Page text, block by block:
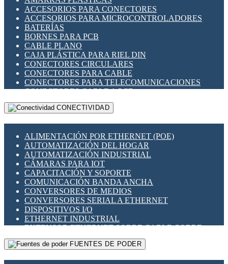
INDICADORES PARA PANEL
INTERFACES DE RELÉ
INTERRUPTORES FIN DE CARRERA
LLAVES CONMUTADORAS
MEDIDORES DE ENERGÍA Y TC'S DE CORRIENTE
MOTORES PASO A PASO
PANTALLAS HMI
PLC -CONTROLADORES LÓGICO PROGRAMABLES
PROGRAMADORES DE HORARIO
RELÉS DE PROTECCIÓN
SENSORES CAPACITIVOS
SENSORES INDUCTIVOS
TEMPORIZADORES
VARIACS
VARIADORES DE FRECUENCIA [VDF]
SECCIONADORES - INTERRUPTORES
MAQUINARIA
ACCESORIOS PARA CONECTORES
ACCESORIOS PARA MICROCONTROLADORES
BATERÍAS
BORNES PARA PCB
CABLE PLANO
CAJA PLÁSTICA PARA RIEL DIN
CONECTORES CIRCULARES
CONECTORES PARA CABLE
CONECTORES PARA TELECOMUNICACIONES
CONECTORES CABLE A PCB
CONECTORES PCB A CABLE
DIP SWITCHES
HERRAMIENTAS VARIAS
ILUMINACIÓN LED
INTERRUPTORES REED
INTERFACES DE RELÉ
OTROS RELÉS
PROTECCIÓN TÉRMICA
RELÉS AUTOMOTRICES
RELÉS DE SEÑAL
RELÉS DE ESTADO SÓLIDO SSR
RELÉS INDUSTRIALES
RELÉS MINIATURA DE POTENCIA
SENSORES MAGNÉTICOS
CONECTIVIDAD
ALIMENTACIÓN POR ETHERNET (POE)
AUTOMATIZACIÓN DEL HOGAR
AUTOMATIZACIÓN INDUSTRIAL
CÁMARAS PARA IOT
CAPACITACIÓN Y SOPORTE
COMUNICACIÓN BANDA ANCHA
CONVERSORES DE MEDIOS
CONVERSORES SERIAL A ETHERNET
DISPOSITIVOS I/O
ETHERNET INDUSTRIAL
EXTENSOR ETHERNET SOBRE CABLE COBRE
GATEWAY LORAWAN
GESTIÓN DE REDESFUENTES DE PODER